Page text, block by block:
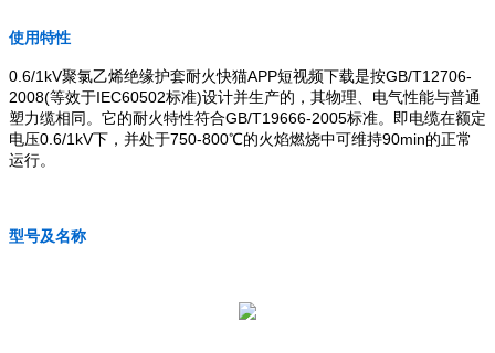
使用特性
0.6/1kV聚氯乙烯绝缘护套耐火快猫APP短视频下载是按GB/T12706-
2008(等效于IEC60502标准)设计并生产的，其物理、电气性能与普通
塑力缆相同。它的耐火特性符合GB/T19666-2005标准。即电缆在额定
电压0.6/1kV下，并处于750-800℃的火焰燃烧中可维持90min的正常
运行。
型号及名称